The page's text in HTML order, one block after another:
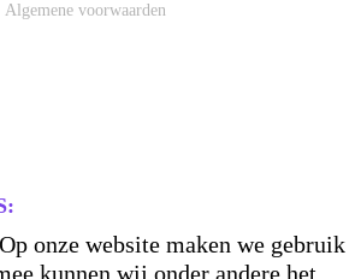
Algemene voorwaarden
onze website maken we gebruik
kunnen wij onder andere het